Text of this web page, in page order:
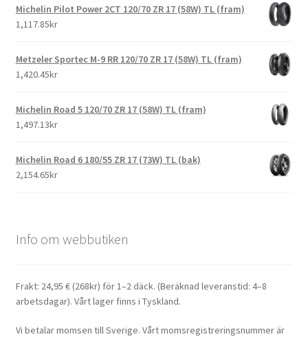
Michelin Pilot Power 2CT 120/70 ZR 17 (58W) TL (fram)
1,117.85kr
Metzeler Sportec M-9 RR 120/70 ZR 17 (58W) TL (fram)
1,420.45kr
Michelin Road 5 120/70 ZR 17 (58W) TL (fram)
1,497.13kr
Michelin Road 6 180/55 ZR 17 (73W) TL (bak)
2,154.65kr
Info om webbutiken
Frakt: 24,95 € (268kr) för 1–2 däck. (Beräknad leveranstid: 4–8
arbetsdagar). Vårt lager finns i Tyskland.
Vi betalar momsen till Sverige. Vårt momsregistreringsnummer är